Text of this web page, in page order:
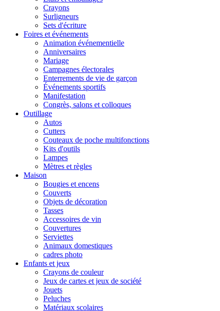
Crayons
Surligneurs
Sets d'écriture
Foires et événements
Animation événementielle
Anniversaires
Mariage
Campagnes électorales
Enterrements de vie de garçon
Événements sportifs
Manifestation
Congrès, salons et colloques
Outillage
Autos
Cutters
Couteaux de poche multifonctions
Kits d'outils
Lampes
Mètres et règles
Maison
Bougies et encens
Couverts
Objets de décoration
Tasses
Accessoires de vin
Couvertures
Serviettes
Animaux domestiques
cadres photo
Enfants et jeux
Crayons de couleur
Jeux de cartes et jeux de société
Jouets
Peluches
Matériaux scolaires